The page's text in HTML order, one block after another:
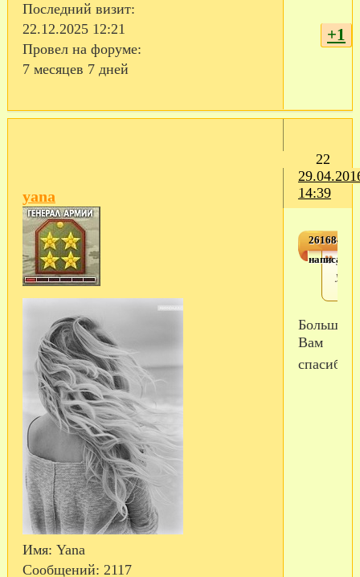
Последний визит:
22.12.2025 12:21
Провел на форуме:
7 месяцев 7 дней
+1
22
14:39
yana
Имя: Yana
Сообщений: 2117
Большое
Вам
спасибо!